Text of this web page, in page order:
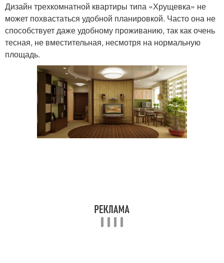
Дизайн трехкомнатной квартиры типа «Хрущевка» не
может похвастаться удобной планировкой. Часто она не
способствует даже удобному проживанию, так как очень
тесная, не вместительная, несмотря на нормальную
площадь.